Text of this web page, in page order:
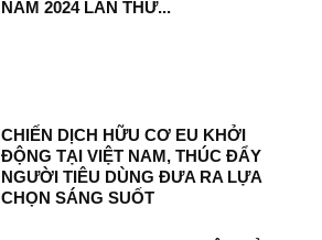
NAM 2024 LẦN THỨ...
CHIẾN DỊCH HỮU CƠ EU KHỞI
ĐỘNG TẠI VIỆT NAM, THÚC ĐẨY
NGƯỜI TIÊU DÙNG ĐƯA RA LỰA
CHỌN SÁNG SUỐT